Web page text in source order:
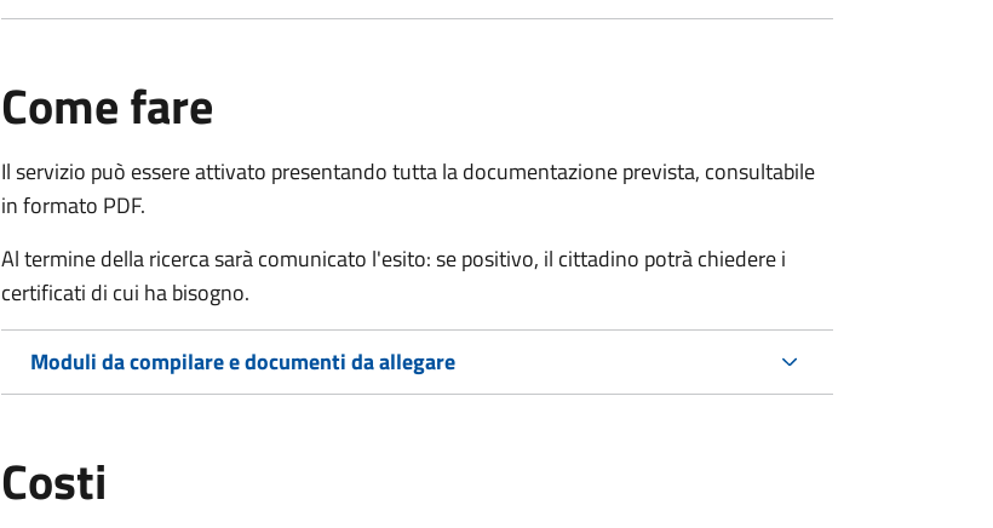
Come fare
Il servizio può essere attivato presentando tutta la documentazione prevista, consultabile
in formato PDF.
Al termine della ricerca sarà comunicato l'esito: se positivo, il cittadino potrà chiedere i
certificati di cui ha bisogno.
Moduli da compilare e documenti da allegare
Costi